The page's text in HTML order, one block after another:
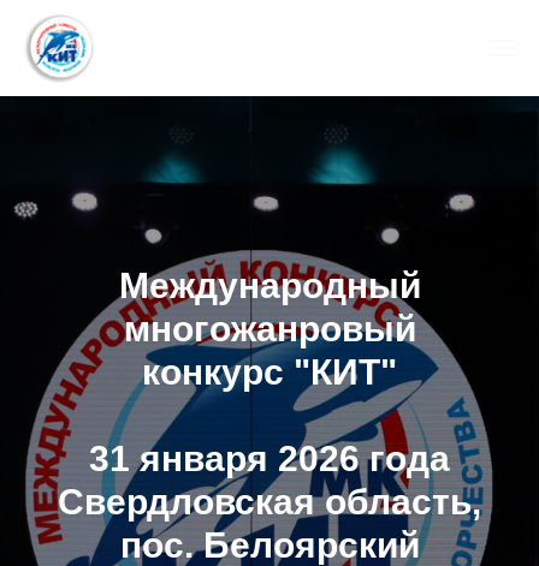
Международный
многожанровый
конкурс "КИТ"
31 января 2026 года
Свердловская область,
пос. Белоярский